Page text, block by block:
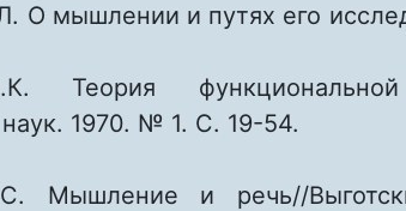
О мышлении и путях его
функциональной
1970. № 1. С. 19-54.
Мышление и речь//